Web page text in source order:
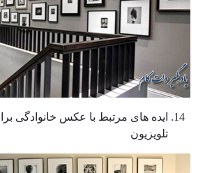
ایده های مرتبط با عکس خانوادگی
تلویزیون